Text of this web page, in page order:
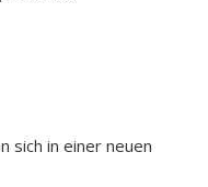
sich in einer neuen